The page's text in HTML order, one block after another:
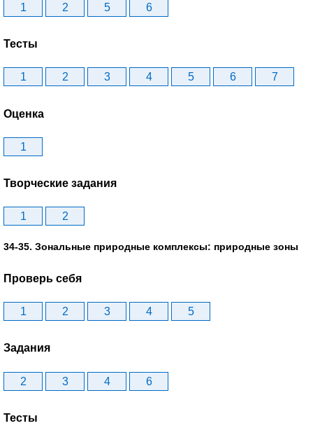
1 2 5 6
Тесты
1 2 3 4 5 6 7
Оценка
1
Творческие задания
1 2
34-35. Зональные природные комплексы: природные зоны
Проверь себя
1 2 3 4 5
Задания
2 3 4 6
Тесты